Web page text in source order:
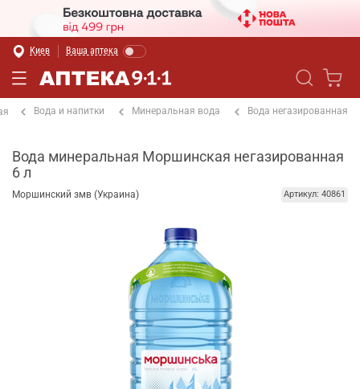
Киев Ваша аптека
Вода и напитки Минеральная вода Вода негазированная
Вода минеральная Моршинская негазированная
6 л
Моршинский змв (Украина) Артикул: 40861